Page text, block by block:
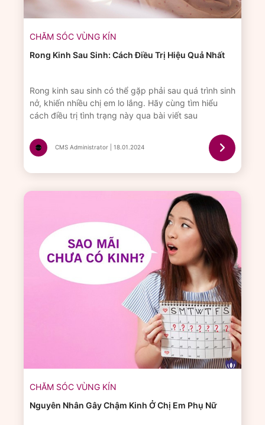
CHĂM SÓC VÙNG KÍN
Rong Kinh Sau Sinh: Cách Điều Trị Hiệu Quả Nhất
Rong kinh sau sinh có thể gặp phải sau quá trình sinh
nở, khiến nhiều chị em lo lắng. Hãy cùng tìm hiểu
cách điều trị tình trạng này qua bài viết sau
CMS Administrator | 18.01.2024
CHĂM SÓC VÙNG KÍN
Nguyên Nhân Gây Chậm Kinh Ở Chị Em Phụ Nữ